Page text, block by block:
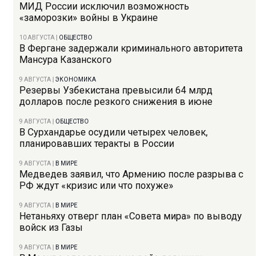
МИД России исключил возможность
«заморозки» войны в Украине
10 АВГУСТА ОБЩЕСТВО
В Фергане задержали криминального авторитета
Мансура Казанского
9 АВГУСТА |ЭКОНОМИКА
Резервы Узбекистана превысили 64 млрд
долларов после резкого снижения в июне
9 АВГУСТА ОБЩЕСТВО
В Сурхандарье осудили четырех человек,
планировавших теракты в России
9 АВГУСТА В МИРЕ
Медведев заявил, что Армению после разрыва с
РФ ждут «кризис или что похуже»
9 АВГУСТА В МИРЕ
Нетаньяху отверг план «Совета мира» по выводу
войск из Газы
9 АВГУСТА В МИРЕ